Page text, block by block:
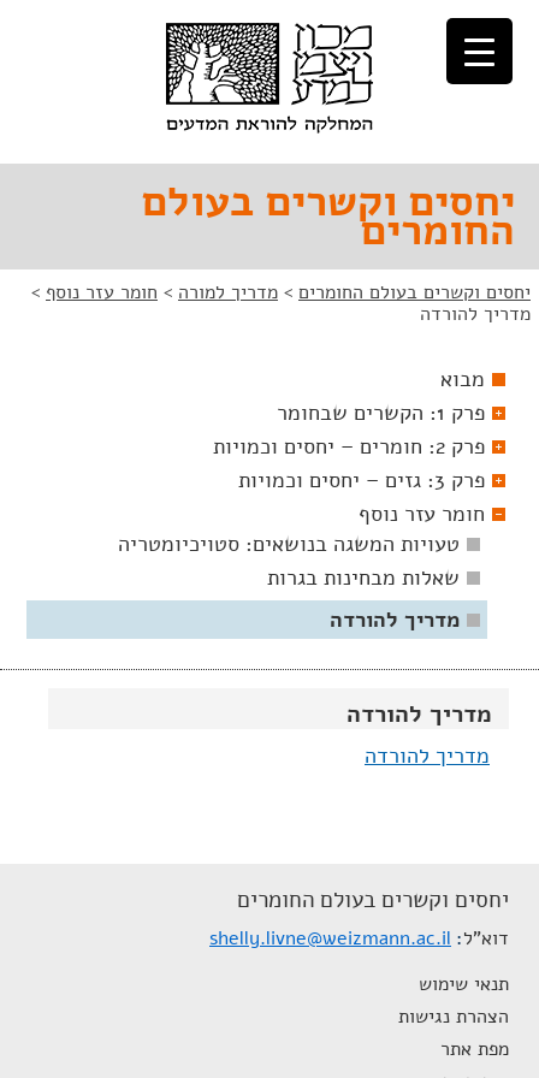
לתוכן
לניווט
יחסים וקשרים בעולם
החומרים
יחסים וקשרים בעולם החומרים > מדריך למורה > חומר עזר נוסף >
מדריך להורדה
מדריך להורדה
מדריך להורדה
מבוא
פרק 1: הקשרים שבחומר
פרק 2: חומרים – יחסים וכמויות
פרק 3: גזים – יחסים וכמויות
חומר עזר נוסף
טעויות המשגה בנושאים: סטויכיומטריה
שאלות מבחינות בגרות
מדריך להורדה
יחסים וקשרים בעולם החומרים
דוא"ל shelly.livne@weizmann.ac.il
תנאי שימוש
הצהרת נגישות
מפת אתר